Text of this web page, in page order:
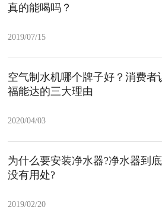
真的能喝吗？
2019/07/15
空气制水机哪个牌子好？消费者
福能达的三大理由
2020/04/03
为什么要安装净水器?净水器到
没有用处?
2019/02/20